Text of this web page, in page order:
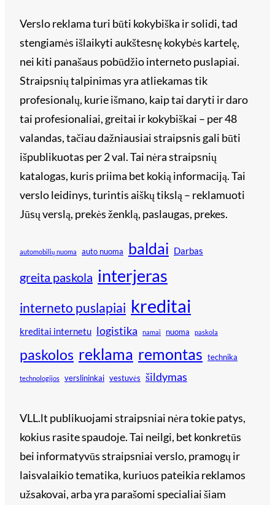
Verslo reklama turi būti kokybiška ir solidi, tad
stengiamės išlaikyti aukštesnę kokybės kartelę,
nei kiti panašaus pobūdžio interneto puslapiai.
Straipsnių talpinimas yra atliekamas tik
profesionalų, kurie išmano, kaip tai daryti ir daro
tai profesionaliai, greitai ir kokybiškai – per 48
valandas, tačiau dažniausiai straipsnis gali būti
išpublikuotas per 2 val. Tai nėra straipsnių
katalogas, kuris priima bet kokią informaciją. Tai
verslo leidinys, turintis aiškų tikslą – reklamuoti
Jūsų verslą, prekės ženklą, paslaugas, prekes.
automobilių nuoma auto nuoma baldai Darbas
greita paskola interjeras
interneto puslapiai kreditai
kreditai internetu logistika namai nuoma paskola
paskolos reklama remontas technika
technologijos verslininkai vestuvės šildymas
VLL.lt publikuojami straipsniai nėra tokie patys,
kokius rasite spaudoje. Tai neilgi, bet konkretūs
bei informatyvūs straipsniai verslo, pramogų ir
laisvalaikio tematika, kuriuos pateikia reklamos
užsakovai, arba yra parašomi specialiai šiam